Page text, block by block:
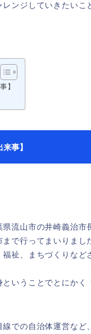
ンジしていきたいこ
】
事】
流山市の井崎義治市
で行ってまいりまし
祉、まちづくりなど
いうことでとにかく
での自治体運営など